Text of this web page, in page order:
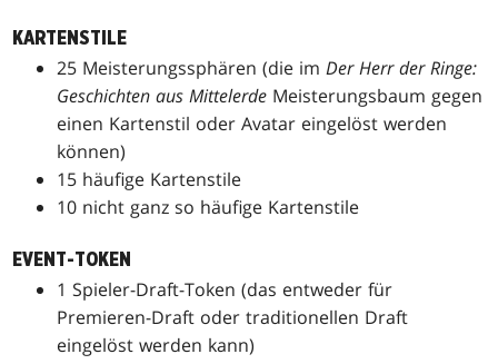
KARTENSTILE
25 Meisterungssphären (die imDer Herr der Ringe:
Geschichten aus Mittelerde Meisterungsbaum gegen
einen Kartenstil oder Avatar eingelöst werden
können)
15 häufige Kartenstile
10 nicht ganz so häufige Kartenstile
EVENT-TOKEN
1 Spieler-Draft-Token (das entweder für
Premieren-Draft oder traditionellen Draft
eingelöst werden kann)